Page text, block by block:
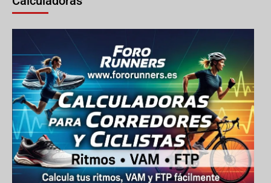
o
o
k
g
r
a
m
M
a
p
s
e
C
h
a
n
n
e
l